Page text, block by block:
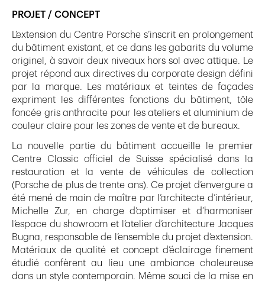
PROJET / CONCEPT
L’extension du Centre Porsche s’inscrit en prolongement
du bâtiment existant, et ce dans les gabarits du volume
originel, à savoir deux niveaux hors sol avec attique. Le
projet répond aux directives du corporate design défini
par la marque. Les matériaux et teintes de façades
expriment les différentes fonctions du bâtiment, tôle
foncée gris anthracite pour les ateliers et aluminium de
couleur claire pour les zones de vente et de bureaux.
La nouvelle partie du bâtiment accueille le premier
Centre Classic officiel de Suisse spécialisé dans la
restauration et la vente de véhicules de collection
(Porsche de plus de trente ans). Ce projet d’envergure a
été mené de main de maître par l’architecte d’intérieur,
Michelle Zur, en charge d’optimiser et d’harmoniser
l’espace du showroom et l’atelier d’architecture Jacques
Bugna, responsable de l’ensemble du projet d’extension.
Matériaux de qualité et concept d’éclairage finement
étudié confèrent au lieu une ambiance chaleureuse
dans un style contemporain. Même souci de la mise en